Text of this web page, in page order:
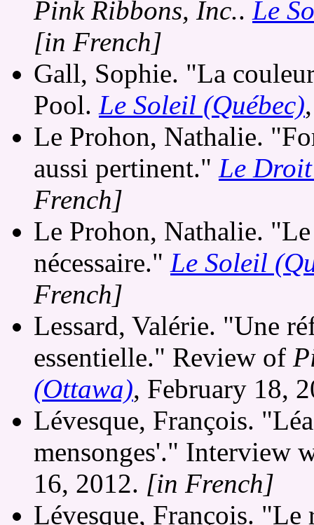
Pink Ribbons, Inc.. Le
[in French]
Gall, Sophie. "La
Pool. Le Soleil (Québec)
Le Prohon, Nathalie.
aussi pertinent." Le
French]
Le Prohon, Nathalie.
nécessaire." Le Soleil
French]
Lessard, Valérie. "Une
essentielle." Review of
(Ottawa), February 18,
Lévesque, François.
mensonges'." Interview
16, 2012. [in French]
Lévesque, François.